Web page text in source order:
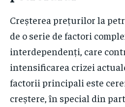
Creșterea prețurilor la
de o serie de factori
interdependenți, care
intensificarea crizei
factorii principali este
creștere, în special din